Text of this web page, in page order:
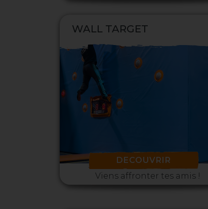
WALL TARGET
DECOUVRIR
Viens affronter tes amis !